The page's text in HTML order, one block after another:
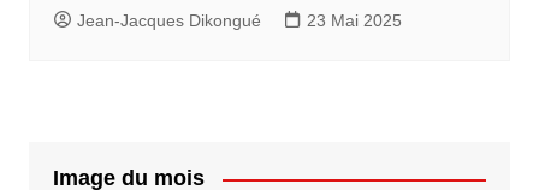
Jean-Jacques Dikongué 23 Mai 2025
Image du mois